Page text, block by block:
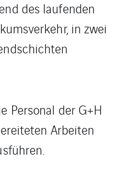
des laufenden
in zwei
Personal der G+H
Arbeiten